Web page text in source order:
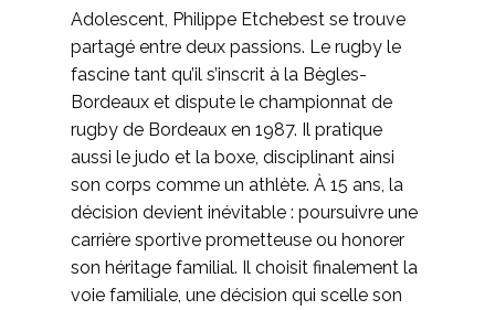
Adolescent, Philippe Etchebest se trouve
partagé entre deux passions. Le rugby le
fascine tant qu’il s’inscrit à la Bègles-
Bordeaux et dispute le championnat de
rugby de Bordeaux en 1987. Il pratique
aussi le judo et la boxe, disciplinant ainsi
son corps comme un athlète. À 15 ans, la
décision devient inévitable : poursuivre une
carrière sportive prometteuse ou honorer
son héritage familial. Il choisit finalement la
voie familiale, une décision qui scelle son